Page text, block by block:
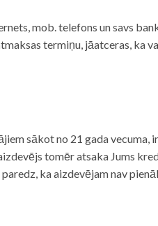
mob. telefons un savs
termiņu, jāatceras, ka
sākot no 21 gada vecuma,
tomēr atsaka Jums
ka aizdevējam nav